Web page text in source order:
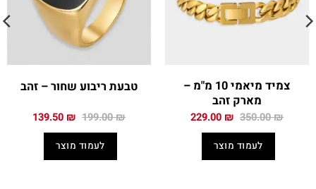
צמיד מיאמי 10 מ"מ –
מארק זהב
350.00₪ המחיר
350.00 ₪.
229.00₪ המחיר
לעמוד מוצר
טבעת ריבוע שחור – זהב
199.00₪ המחיר
199.00 ₪.
139.50₪ המחיר
לעמוד מוצר